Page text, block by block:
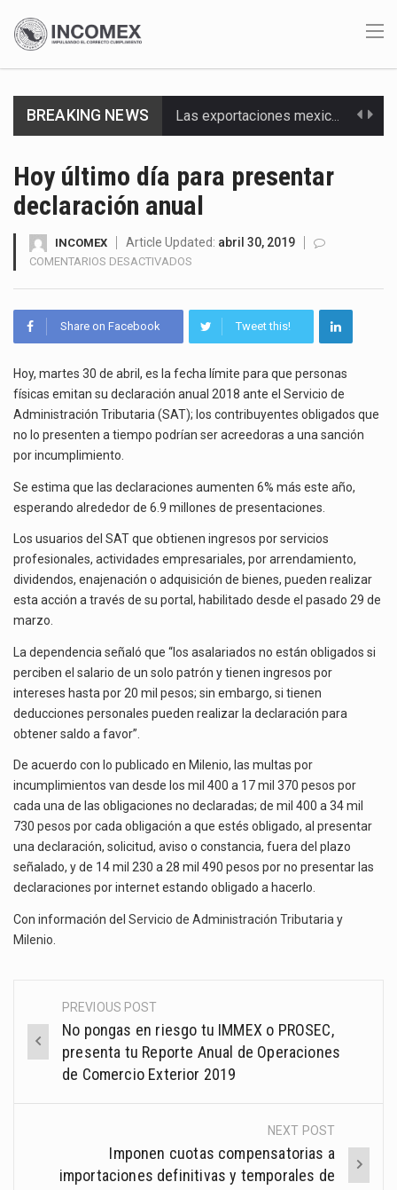
BREAKING NEWS Las exportaciones mexicanas de vehículos ligeros disminuyeron 9.67 % en julio a tasa anual, alcanzando…
La inversión fija bruta en México registró un aumento de 1.1% interanual en mayo de…
El gobierno de Estados Unidos anunciará un arancel del 15 % sobre los productos fabricados…
Hoy último día para presentar
declaración anual
INCOMEX Article Updated: abril 30, 2019
COMENTARIOS DESACTIVADOS
PARA
DECLARACIÓN
ANUAL
Share on Facebook Tweet this!
Hoy, martes 30 de abril, es la fecha límite para que personas
físicas emitan su declaración anual 2018 ante el Servicio de
Administración Tributaria (SAT); los contribuyentes obligados que
no lo presenten a tiempo podrían ser acreedoras a una sanción
por incumplimiento.
Se estima que las declaraciones aumenten 6% más este año,
esperando alrededor de 6.9 millones de presentaciones.
Los usuarios del SAT que obtienen ingresos por servicios
profesionales, actividades empresariales, por arrendamiento,
dividendos, enajenación o adquisición de bienes, pueden realizar
esta acción a través de su portal, habilitado desde el pasado 29 de
marzo.
La dependencia señaló que “los asalariados no están obligados si
perciben el salario de un solo patrón y tienen ingresos por
intereses hasta por 20 mil pesos; sin embargo, si tienen
deducciones personales pueden realizar la declaración para
obtener saldo a favor”.
De acuerdo con lo publicado en Milenio, las multas por
incumplimientos van desde los mil 400 a 17 mil 370 pesos por
cada una de las obligaciones no declaradas; de mil 400 a 34 mil
730 pesos por cada obligación a que estés obligado, al presentar
una declaración, solicitud, aviso o constancia, fuera del plazo
señalado, y de 14 mil 230 a 28 mil 490 pesos por no presentar las
declaraciones por internet estando obligado a hacerlo.
Con información del Servicio de Administración Tributaria y
Milenio
Post
navigation
PREVIOUS POST
No pongas en riesgo tu IMMEX o PROSEC,
presenta tu Reporte Anual de Operaciones
de Comercio Exterior 2019
NEXT POST
Imponen cuotas compensatorias a
importaciones definitivas y temporales de